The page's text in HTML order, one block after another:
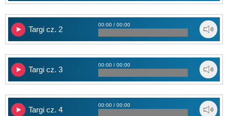
Targi cz. 2
00:00 / 00:00
Targi cz. 3
00:00 / 00:00
Targi cz. 4
00:00 / 00:00